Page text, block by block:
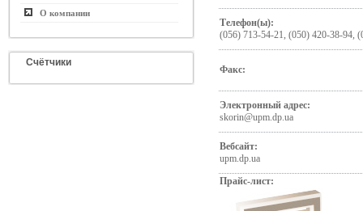
О компании
Счётчики
Телефон(ы):
(056) 713-54-21, (050) 420-38-94,
Факс:
Электронный адрес:
skorin@upm.dp.ua
Вебсайт:
upm.dp.ua
Прайс-лист: